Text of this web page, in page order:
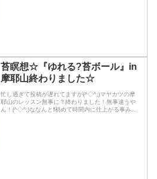
苔瞑想☆『ゆれる?苔ボール』in
摩耶山終わりました☆
忙し過ぎて投稿が遅れてますが(^◇^;)マヤカツの摩
耶山のレッスン無事に？終わりました！無事違うや
ん！(^◇^;)ななんと❗️初めて時間内に仕上がる事みん